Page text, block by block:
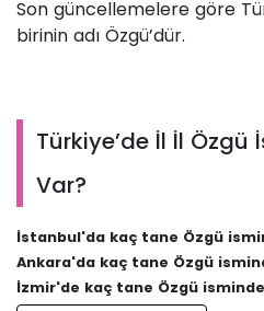
Son güncellemelere göre
birinin adı Özgü’dür.
Türkiye’de İl İl Özgü
Var?
İstanbul'da kaç tane Özgü
Ankara'da kaç tane Özgü
İzmir'de kaç tane Özgü